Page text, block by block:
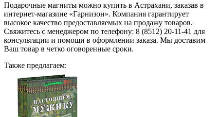
Подарочные магниты можно купить в Астрахани, заказав в
интернет-магазине «Гарнизон». Компания гарантирует
высокое качество предоставляемых на продажу товаров.
Свяжитесь с менеджером по телефону: 8 (8512) 20-11-41 для
консультации и помощи в оформлении заказа. Мы доставим
Ваш товар в четко оговоренные сроки.
Также предлагаем: